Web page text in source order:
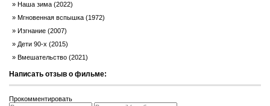
Наша зима (2022)
Мгновенная вспышка (1972)
Изгнание (2007)
Дети 90-х (2015)
Вмешательство (2021)
Написать отзыв о фильме:
Прокомментировать